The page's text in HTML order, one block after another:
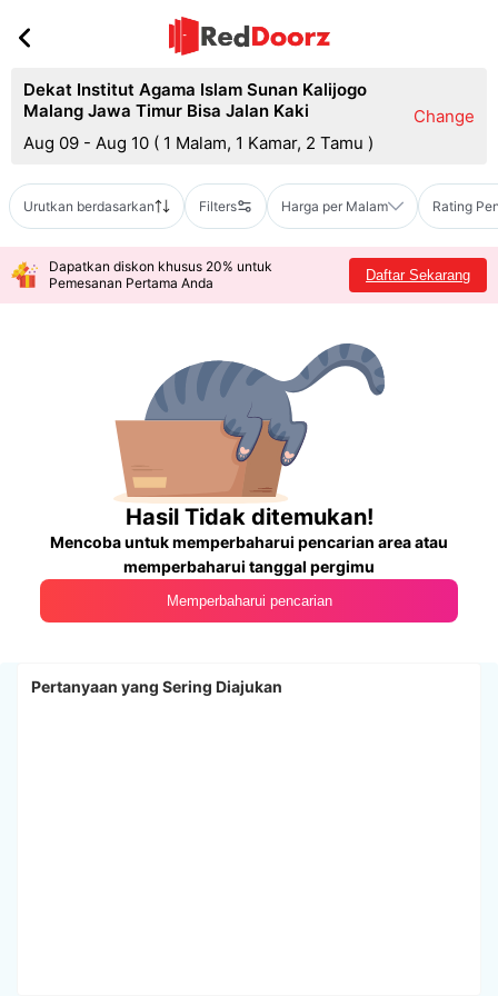
Dekat Institut Agama Islam Sunan Kalijogo
Malang Jawa Timur Bisa Jalan Kaki
Aug 09 - Aug 10 ( 1 Malam, 1 Kamar, 2 Tamu )
Change
Urutkan berdasarkan Filters Harga per Malam Rating
Dapatkan diskon khusus 20% untuk
Pemesanan Pertama Anda
Daftar Sekarang
Hasil Tidak ditemukan!
Mencoba untuk memperbaharui pencarian area atau
memperbaharui tanggal pergimu
Memperbaharui pencarian
Pertanyaan yang Sering Diajukan